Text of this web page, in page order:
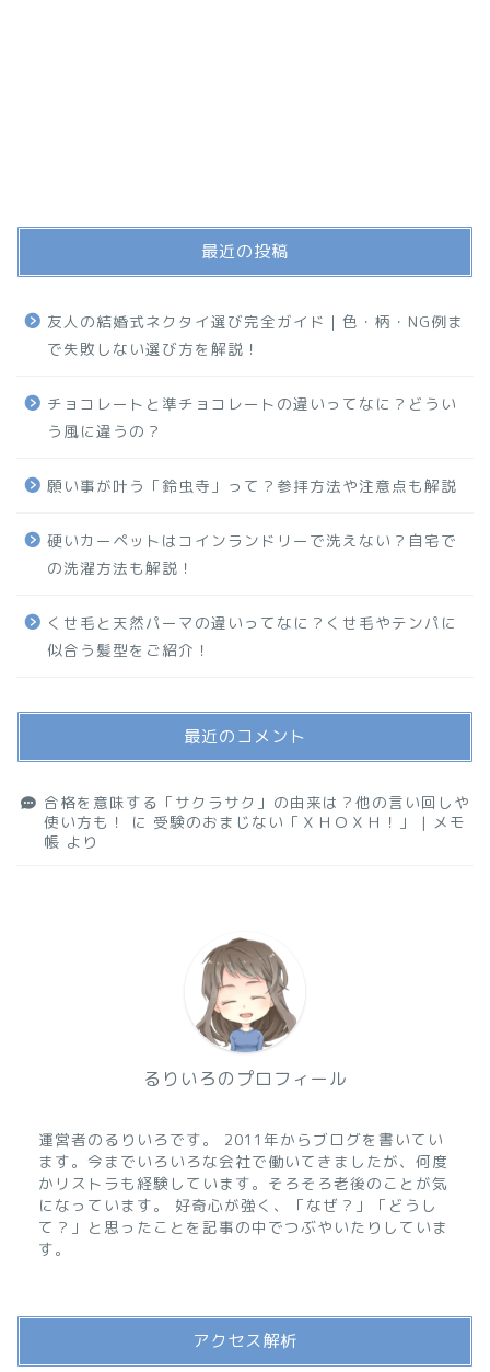
最近の投稿
友人の結婚式ネクタイ選び完全ガイド｜色・柄・NG例ま
で失敗しない選び方を解説！
チョコレートと準チョコレートの違いってなに？どうい
う風に違うの？
願い事が叶う「鈴虫寺」って？参拝方法や注意点も解説
硬いカーペットはコインランドリーで洗えない？自宅で
の洗濯方法も解説！
くせ毛と天然パーマの違いってなに？くせ毛やテンパに
似合う髪型をご紹介！
最近のコメント
合格を意味する「サクラサク」の由来は？他の言い回しや
使い方も！
に 受験のおまじない「ＸＨＯＸＨ！」 | メモ
帳 より
るりいろのプロフィール
運営者のるりいろです。 2011年からブログを書いてい
ます。今までいろいろな会社で働いてきましたが、何度
かリストラも経験しています。そろそろ老後のことが気
になっています。 好奇心が強く、「なぜ？」「どうし
て？」と思ったことを記事の中でつぶやいたりしていま
す。
アクセス解析